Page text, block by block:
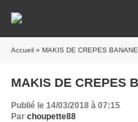
Accueil » MAKIS DE CREPES
MAKIS DE CREPES
Publié le 14/03/2018 à 07:15
Par choupette88